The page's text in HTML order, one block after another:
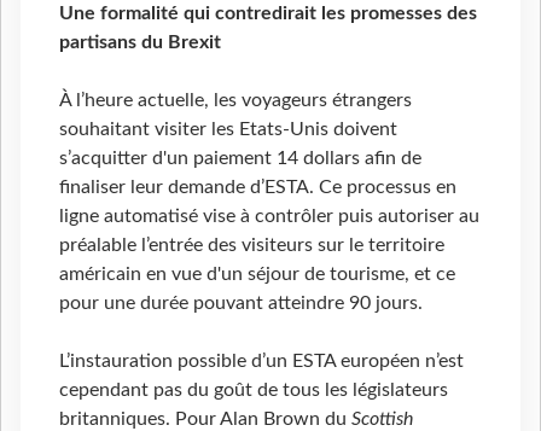
Une formalité qui contredirait les promesses des
partisans du Brexit
À l’heure actuelle, les voyageurs étrangers
souhaitant visiter les Etats-Unis doivent
s’acquitter d'un paiement 14 dollars afin de
finaliser leur demande d’ESTA. Ce processus en
ligne automatisé vise à contrôler puis autoriser au
préalable l’entrée des visiteurs sur le territoire
américain en vue d'un séjour de tourisme, et ce
pour une durée pouvant atteindre 90 jours.
L’instauration possible d’un ESTA européen n’est
cependant pas du goût de tous les législateurs
britanniques. Pour Alan Brown du Scottish